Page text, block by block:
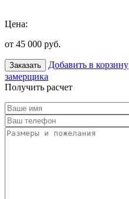
Цена:
от 45 000 руб.
Заказать Добавить в корзину
замерщика
Получить расчет